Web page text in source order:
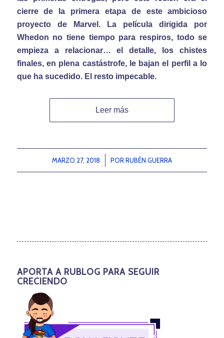
cierre de la primera etapa de este ambicioso
proyecto de Marvel. La película dirigida por
Whedon no tiene tiempo para respiros, todo se
empieza a relacionar… el detalle, los chistes
finales, en plena castástrofe, le bajan el perfil a lo
que ha sucedido. El resto impecable.
Leer más
MARZO 27, 2018
/ PORRUBÉN GUERRA
APORTA A RUBLOG PARA SEGUIR
CRECIENDO